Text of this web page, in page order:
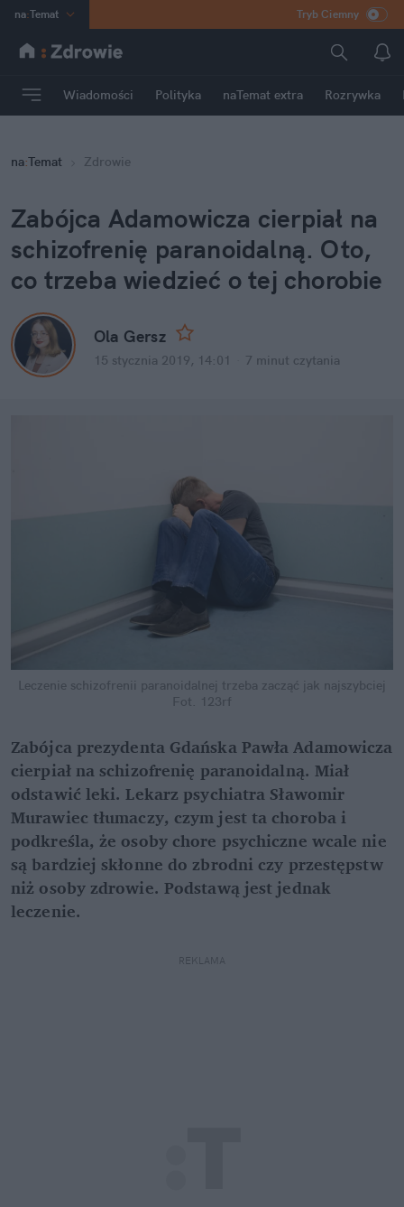
na:Temat
INN Poland
mama
Rozrywka
Tryb Ciemny
Wiadomości Polityka naTemat extra Rozrywka
na:Temat Zdrowie
Zabójca Adamowicza cierpiał na
schizofrenię paranoidalną. Oto,
co trzeba wiedzieć o tej chorobie
Ola Gersz
15 stycznia 2019, 14:01 7 minut czytania
Leczenie schizofrenii paranoidalnej trzeba zacząć jak najszybciej
Fot. 123rf
Zabójca prezydenta Gdańska Pawła Adamowicza
cierpiał na schizofrenię paranoidalną. Miał
odstawić leki. Lekarz psychiatra Sławomir
Murawiec tłumaczy, czym jest ta choroba i
podkreśla, że osoby chore psychiczne wcale nie
są bardziej skłonne do zbrodni czy przestępstw
niż osoby zdrowie. Podstawą jest jednak
leczenie.
REKLAMA